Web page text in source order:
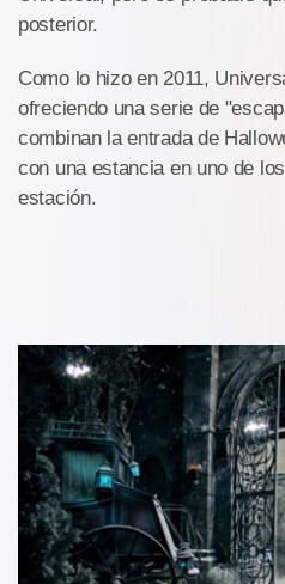
posterior.
Como lo hizo en 2011,
ofreciendo una serie de
combinan la entrada de
con una estancia en uno de
estación.